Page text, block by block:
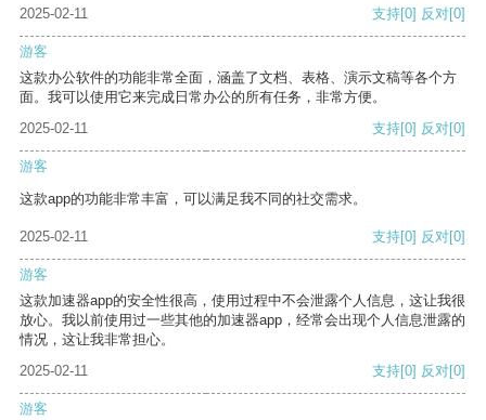
2025-02-11 支持[0] 反对[0]
游客
这款办公软件的功能非常全面，涵盖了文档、表格、演示文稿等各个方
面。我可以使用它来完成日常办公的所有任务，非常方便。
2025-02-11
支持[0] 反对[0]
游客
这款app的功能非常丰富，可以满足我不同的社交需求。
2025-02-11 支持[0] 反对[0]
游客
这款加速器app的安全性很高，使用过程中不会泄露个人信息，这让我很
放心。我以前使用过一些其他的加速器app，经常会出现个人信息泄露的
情况，这让我非常担心。
2025-02-11
支持[0] 反对[0]
游客